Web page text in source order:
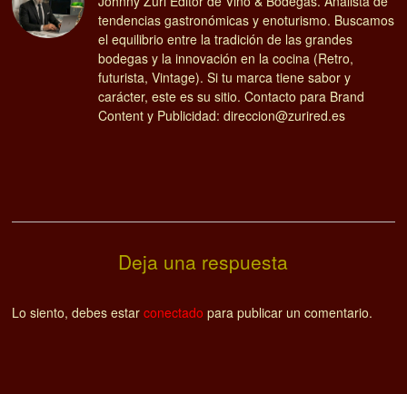
tendencias gastronómicas y enoturismo. Buscamos
el equilibrio entre la tradición de las grandes
bodegas y la innovación en la cocina (Retro,
futurista, Vintage). Si tu marca tiene sabor y
carácter, este es su sitio. Contacto para Brand
Content y Publicidad: direccion@zurired.es
Deja una respuesta
Lo siento, debes estarconectado para publicar un comentario.